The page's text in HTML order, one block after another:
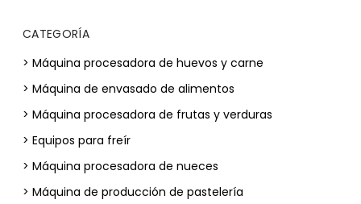
CATEGORÍA
> Máquina procesadora de huevos y carne
> Máquina de envasado de alimentos
> Máquina procesadora de frutas y verduras
> Equipos para freír
> Máquina procesadora de nueces
> Máquina de producción de pastelería